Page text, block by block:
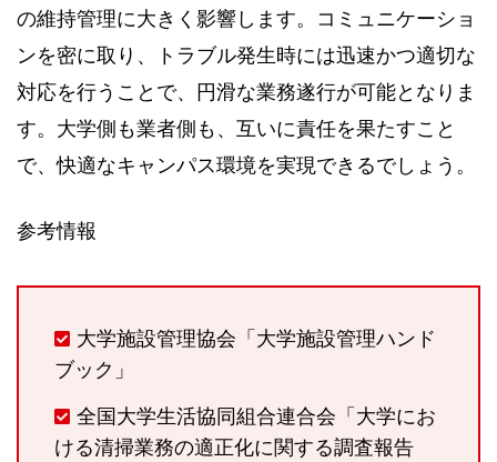
の維持管理に大きく影響します。コミュニケーショ
ンを密に取り、トラブル発生時には迅速かつ適切な
対応を行うことで、円滑な業務遂行が可能となりま
す。大学側も業者側も、互いに責任を果たすこと
で、快適なキャンパス環境を実現できるでしょう。
参考情報
大学施設管理協会「大学施設管理ハンド
ブック」
全国大学生活協同組合連合会「大学にお
ける清掃業務の適正化に関する調査報告